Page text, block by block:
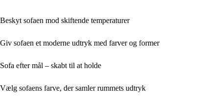
Beskyt sofaen mod skiftende temperaturer
Giv sofaen et moderne udtryk med farver og former
Sofa efter mål – skabt til at holde
Vælg sofaens farve, der samler rummets udtryk